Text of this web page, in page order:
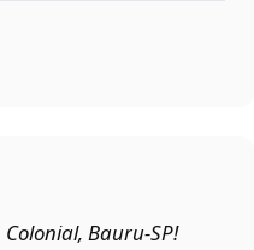
Bauru‑SP!